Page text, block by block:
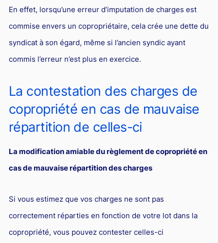
En effet, lorsqu’une erreur d’imputation de charges est
commise envers un copropriétaire, cela crée une dette du
syndicat à son égard, même si l’ancien syndic ayant
commis l’erreur n’est plus en exercice.
La contestation des charges de
copropriété en cas de mauvaise
répartition de celles-ci
La modification amiable du règlement de copropriété en
cas de mauvaise répartition des charges
Si vous estimez que vos charges ne sont pas
correctement réparties en fonction de votre lot dans la
copropriété, vous pouvez contester celles-ci